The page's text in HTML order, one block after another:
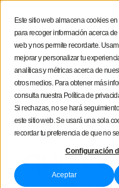
Este sitio web almacena cookies
para recoger información acerca
web y nos permite recordarte.
mejorar y personalizar tu
analíticas y métricas acerca de
otros medios. Para obtener más
consulta nuestra Política de
Si rechazas, no se hará
este sitio web. Se usará una sola
recordar tu preferencia de que no
Configuración
Aceptar
qué